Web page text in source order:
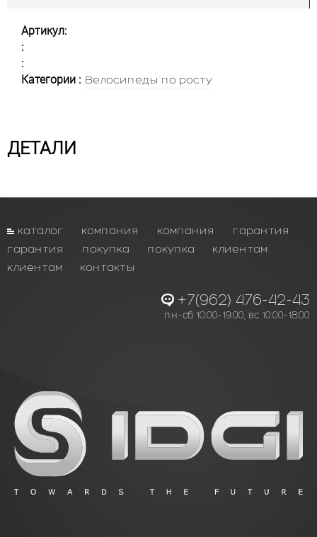
Артикул:
:
:
Категории : Велосипеды по росту
ДЕТАЛИ
каталог компания компания
гарантия
гарантия
покупка покупка
клиентам
клиентам
контакты
+7(962) 476-42-43
пн-сб 10:00-19:00, вс 10:00-18:00